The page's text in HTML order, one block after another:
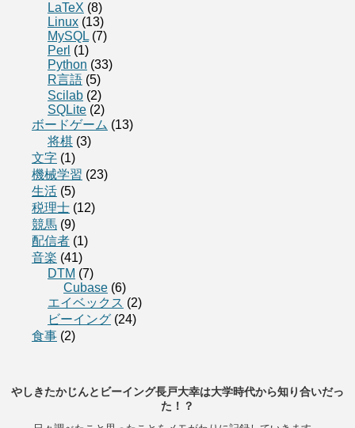
LaTeX (8)
Linux (13)
MySQL (7)
Perl (1)
Python (33)
R言語 (5)
Scilab (2)
SQLite (2)
ボードゲーム (13)
将棋 (3)
文字 (1)
機械学習 (23)
生活 (5)
税理士 (12)
競馬 (9)
配信者 (1)
音楽 (41)
DTM (7)
Cubase (6)
エイベックス (2)
ビーイング (24)
食事 (2)
やしきたかじんとビーイング長戸大幸は大学時代から知り合いだっ
た！？